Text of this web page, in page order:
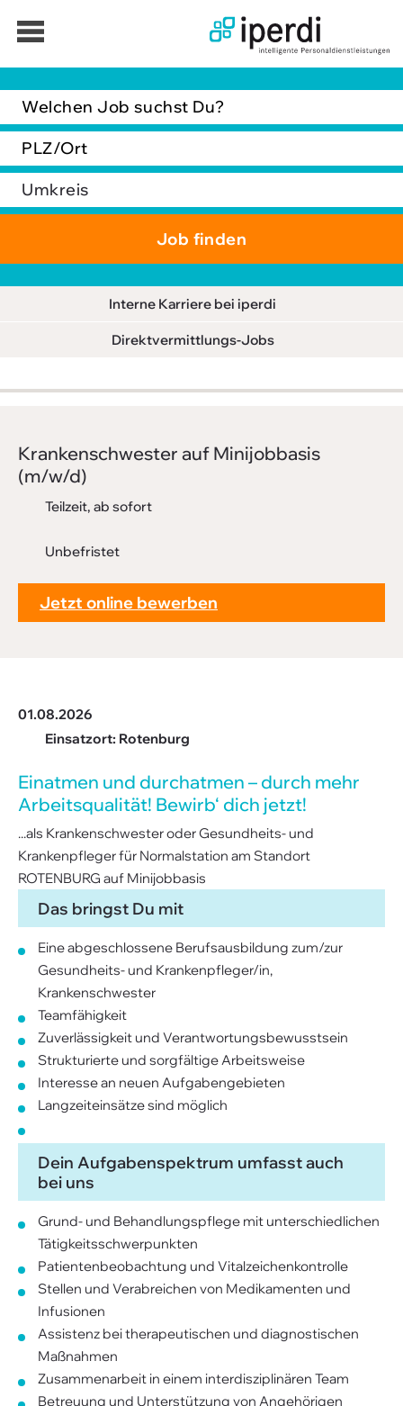
Interne Karriere bei iperdi
Direktvermittlungs-Jobs
Kran­ken­schwester auf Mini­job­basis
(m/w/d)
Teilzeit, ab sofort
Unbefristet
Jetzt online bewerben
01.08.2026
Einsatzort: Rotenburg
Einatmen und durch­atmen – durch mehr
Arbeits­qua­li­tät! Bewirb‘ dich jetzt!
...als Krankenschwester oder Gesundheits- und
Krankenpfleger für Normalstation am Standort
ROTENBURG auf Minijobbasis
Das bringst Du mit
Eine abgeschlossene Berufsausbildung zum/zur
Gesundheits- und Krankenpfleger/in,
Krankenschwester
Teamfähigkeit
Zuverlässigkeit und Verantwortungsbewusstsein
Strukturierte und sorgfältige Arbeitsweise
Interesse an neuen Aufgabengebieten
Langzeiteinsätze sind möglich
Dein Aufgabenspektrum umfasst auch
bei uns
Grund- und Behandlungspflege mit unterschiedlichen
Tätigkeitsschwerpunkten
Patientenbeobachtung und Vitalzeichenkontrolle
Stellen und Verabreichen von Medikamenten und
Infusionen
Assistenz bei therapeutischen und diagnostischen
Maßnahmen
Zusammenarbeit in einem interdisziplinären Team
Betreuung und Unterstützung von Angehörigen
Jobbörse
Bewerber
Unternehmen
Über iperdi
AGB
Impressum
FAQ